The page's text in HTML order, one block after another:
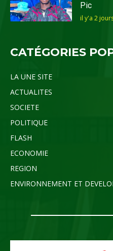
Pic
il y'a 2
CATÉGORIES
LA UNE SITE
ACTUALITES
SOCIETE
POLITIQUE
FLASH
ECONOMIE
REGION
ENVIRONNEMENT ET